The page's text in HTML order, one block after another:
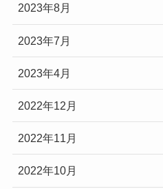
2023年8月
2023年7月
2023年4月
2022年12月
2022年11月
2022年10月